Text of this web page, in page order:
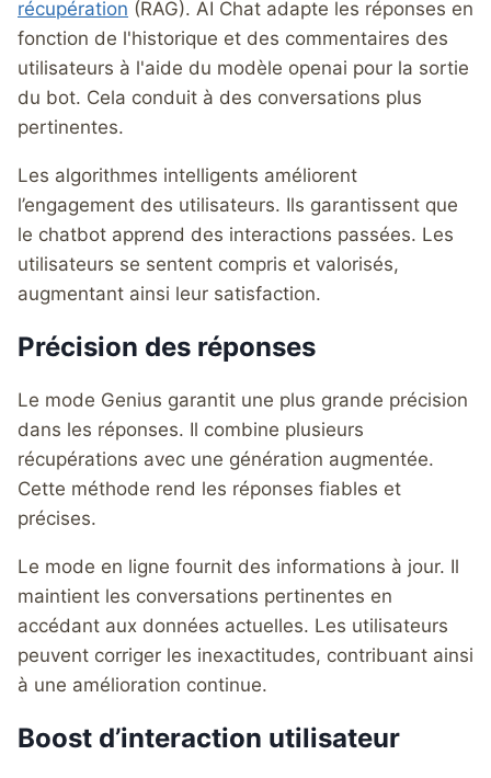
récupération (RAG). AI Chat adapte les réponses en
fonction de l'historique et des commentaires des
utilisateurs à l'aide du modèle openai pour la sortie
du bot. Cela conduit à des conversations plus
pertinentes.
Les algorithmes intelligents améliorent
l’engagement des utilisateurs. Ils garantissent que
le chatbot apprend des interactions passées. Les
utilisateurs se sentent compris et valorisés,
augmentant ainsi leur satisfaction.
Précision des réponses
Le mode Genius garantit une plus grande précision
dans les réponses. Il combine plusieurs
récupérations avec une génération augmentée.
Cette méthode rend les réponses fiables et
précises.
Le mode en ligne fournit des informations à jour. Il
maintient les conversations pertinentes en
accédant aux données actuelles. Les utilisateurs
peuvent corriger les inexactitudes, contribuant ainsi
à une amélioration continue.
Boost d’interaction utilisateur